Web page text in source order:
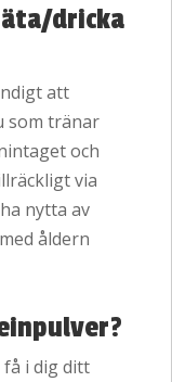
dricka
att
som tränar
och
via
nytta av
åldern
i dig ditt